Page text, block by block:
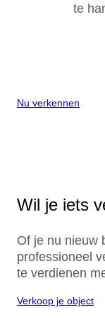
te
Nu verkennen
Wil je iets
Of je nu nieuw
professioneel
te verdienen
Verkoop je object